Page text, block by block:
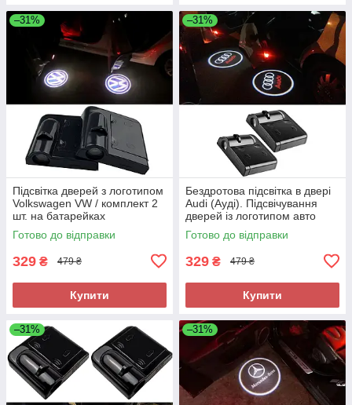
–31%
Підсвітка дверей з логотипом
Volkswagen VW / комплект 2
шт. на батарейках
Готово до відправки
329 ₴ 479 ₴
Купити
–31%
Бездротова підсвітка в двері
Audi (Ауді). Підсвічування
дверей із логотипом авто
Готово до відправки
329 ₴ 479 ₴
Купити
–31% –31%